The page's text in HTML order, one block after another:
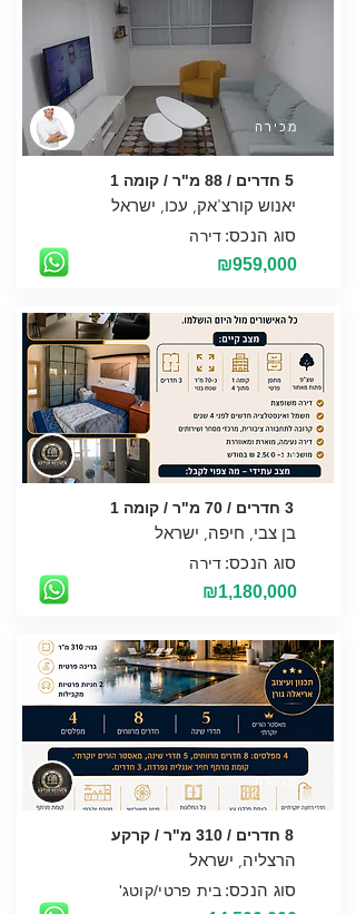
מכירה
5 חדרים / 88 מ"ר / קומה 1
דירה סוג הנכס:
₪959,000
מכירה
3 חדרים / 70 מ"ר / קומה 1
דירה סוג הנכס:
₪1,180,000
מכירה
8 חדרים / 310 מ"ר / קרקע
בית פרטי/קוטג' סוג הנכס: